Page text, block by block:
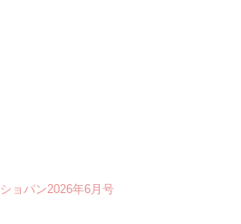
ショパン2026年6月号